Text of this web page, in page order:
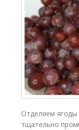
Отделяем ягоды
тщательно